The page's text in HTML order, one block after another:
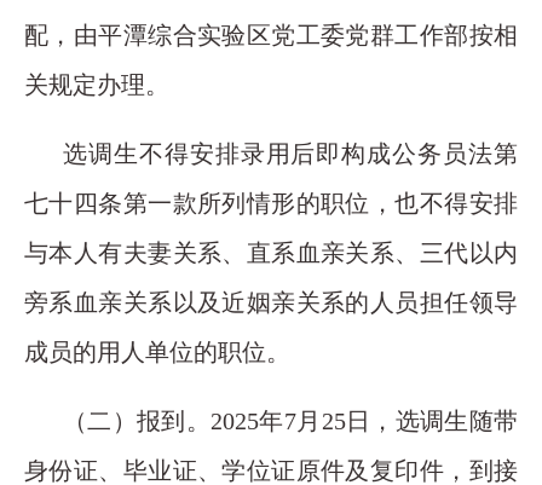
配，由平潭综合实验区党工委党群工作部按相
关规定办理。
选调生不得安排录用后即构成公务员法第
七十四条第一款所列情形的职位，也不得安排
与本人有夫妻关系、直系血亲关系、三代以内
旁系血亲关系以及近姻亲关系的人员担任领导
成员的用人单位的职位。
（二）报到。2025年7月25日，选调生随带
身份证、毕业证、学位证原件及复印件，到接